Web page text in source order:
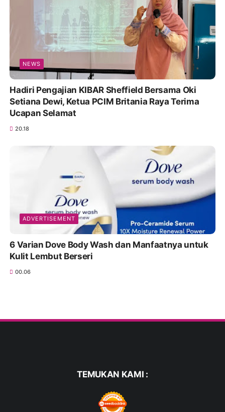
NEWS
Hadiri Pengajian KIBAR Sheffield Bersama Oki
Setiana Dewi, Ketua PCIM Britania Raya Terima
Ucapan Selamat
20.18
ADVERTISEMENT
6 Varian Dove Body Wash dan Manfaatnya untuk
Kulit Lembut Berseri
00.06
TEMUKAN KAMI :